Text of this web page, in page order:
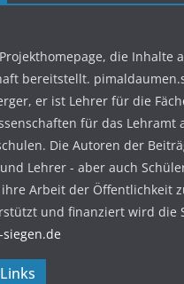
die Inhalte
bereitstellt.
er ist Lehrer für die
für das Lehramt
Die Autoren der
Lehrer - aber auch
Arbeit der Öffentlichkeit
und finanziert wird die